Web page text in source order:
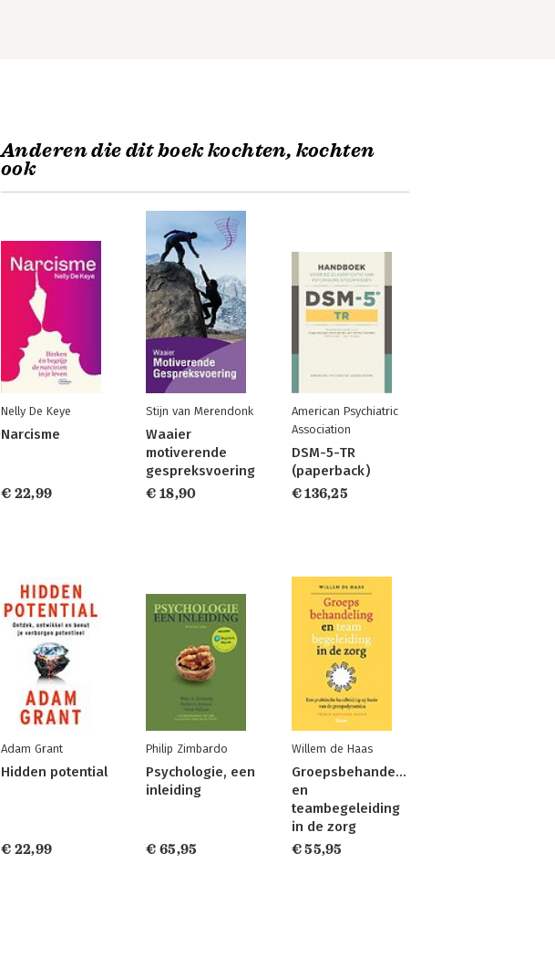
Anderen die dit boek kochten, kochten
ook
Nelly De Keye
Narcisme
€ 22,99
Stijn van Merendonk
Waaier
motiverende
gespreksvoering
€ 18,90
American Psychiatric
Association
DSM-5-TR
(paperback)
€ 136,25
Adam Grant
Hidden potential
€ 22,99
Philip Zimbardo
Psychologie, een
inleiding
€ 65,95
Willem de Haas
Groepsbehandeling
en
teambegeleiding
in de zorg
€ 55,95